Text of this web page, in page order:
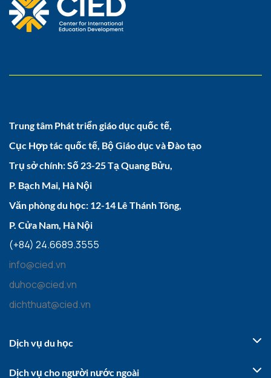
Trung tâm Phát triển giáo dục quốc tế,
Cục Hợp tác quốc tế, Bộ Giáo dục và Đào tạo
Trụ sở chính: Số 23-25 Tạ Quang Bửu,
P. Bạch Mai, Hà Nội
Văn phòng du học: 12-14 Lê Thánh Tông,
P. Cửa Nam, Hà Nội
(+84) 24.6689.3555
info@cied.vn
duhoc@cied.vn
dichthuat@cied.vn
Dịch vụ du học
Dịch vụ cho người nước ngoài